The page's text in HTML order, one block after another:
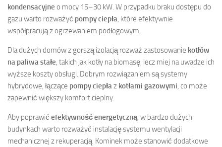
kondensacyjne o mocy 15–30 kW. W przypadku braku dostępu do
gazu warto rozważyć pompy ciepła , które efektywnie
współpracują z ogrzewaniem podłogowym.
Dla dużych domów z gorszą izolacją rozważ zastosowanie kotłów
na paliwa stałe , takich jak kotły na biomasę, lecz miej na uwadze ich
wyższe koszty obsługi. Dobrym rozwiązaniem są systemy
hybrydowe, łączące pompy ciepła z kotłami gazowymi , co może
zapewnić większy komfort cieplny.
Aby poprawić efektywność energetyczną , w bardzo dużych
budynkach warto rozważyć instalację systemu wentylacji
mechanicznej z rekuperacją. Kominek może stanowić dodatkowe